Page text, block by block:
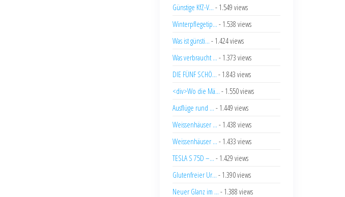
Günstige KfZ-V... - 1.549 views
Winterpflegetip... - 1.538 views
Was ist günsti... - 1.424 views
Was verbraucht ... - 1.373 views
DIE FÜNF SCHÖ... - 1.843 views
<div>Wo die Mä... - 1.550 views
Ausflüge rund ... - 1.449 views
Weissenhäuser ... - 1.438 views
Weissenhäuser ... - 1.433 views
TESLA S 75D –... - 1.429 views
Glutenfreier Ur... - 1.390 views
Neuer Glanz im ... - 1.388 views